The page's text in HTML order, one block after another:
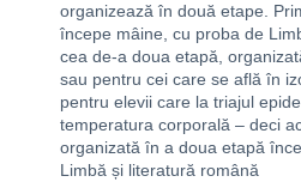
organizează în două etape.
începe mâine, cu proba de
cea de-a doua etapă,
sau pentru cei care se află în
pentru elevii care la triajul
temperatura corporală – deci
organizată în a doua etapă
Limbă și literatură română